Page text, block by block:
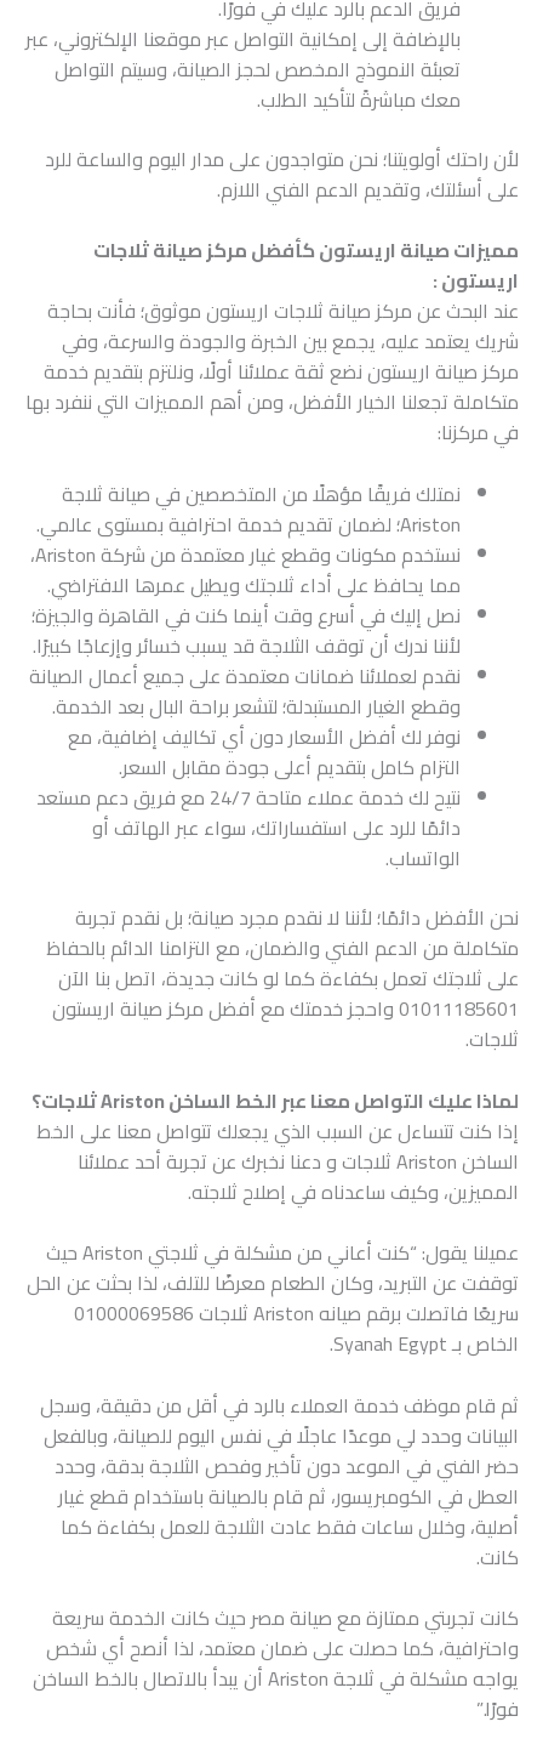
فريق الدعم بالرد عليك في فورًا.
بالإضافة إلى إمكانية التواصل عبر موقعنا الإلكتروني، عبر
تعبئة النموذج المخصص لحجز الصيانة، وسيتم التواصل
معك مباشرةً لتأكيد الطلب.
لأن راحتك أولويتنا؛ نحن متواجدون على مدار اليوم والساعة للرد
على أسئلتك، وتقديم الدعم الفني اللازم.
مميزات صيانة اريستون كأفضل مركز صيانة ثلاجات
اريستون :
عند البحث عن مركز صيانة ثلاجات اريستون موثوق؛ فأنت بحاجة
شريك يعتمد عليه، يجمع بين الخبرة والجودة والسرعة، وفي
مركز صيانة اريستون نضع ثقة عملائنا أولًا، ونلتزم بتقديم خدمة
متكاملة تجعلنا الخيار الأفضل، ومن أهم المميزات التي ننفرد بها
في مركزنا:
نمتلك فريقًا مؤهلًا من المتخصصين في صيانة ثلاجة
Ariston؛ لضمان تقديم خدمة احترافية بمستوى عالمي.
نستخدم مكونات وقطع غيار معتمدة من شركة Ariston،
مما يحافظ على أداء ثلاجتك ويطيل عمرها الافتراضي.
نصل إليك في أسرع وقت أينما كنت في القاهرة والجيزة؛
لأننا ندرك أن توقف الثلاجة قد يسبب خسائر وإزعاجًا كبيرًا.
نقدم لعملائنا ضمانات معتمدة على جميع أعمال الصيانة
وقطع الغيار المستبدلة؛ لتشعر براحة البال بعد الخدمة.
نوفر لك أفضل الأسعار دون أي تكاليف إضافية، مع
التزام كامل بتقديم أعلى جودة مقابل السعر.
نتيح لك خدمة عملاء متاحة 24/7 مع فريق دعم مستعد
دائمًا للرد على استفساراتك، سواء عبر الهاتف أو
الواتساب.
نحن الأفضل دائمًا؛ لأننا لا نقدم مجرد صيانة؛ بل نقدم تجربة
متكاملة من الدعم الفني والضمان، مع التزامنا الدائم بالحفاظ
على ثلاجتك تعمل بكفاءة كما لو كانت جديدة، اتصل بنا الآن
01011185601 واحجز خدمتك مع أفضل مركز صيانة اريستون
ثلاجات.
لماذا عليك التواصل معنا عبر الخط الساخن Ariston ثلاجات؟
إذا كنت تتساءل عن السبب الذي يجعلك تتواصل معنا على الخط
الساخن Ariston ثلاجات و دعنا نخبرك عن تجربة أحد عملائنا
المميزين، وكيف ساعدناه في إصلاح ثلاجته.
عميلنا يقول: “كنت أعاني من مشكلة في ثلاجتي Ariston حيث
توقفت عن التبريد، وكان الطعام معرضًا للتلف، لذا بحثت عن الحل
سريعًا فاتصلت برقم صيانه Ariston ثلاجات 01000069586
الخاص بـ Syanah Egypt.
ثم قام موظف خدمة العملاء بالرد في أقل من دقيقة، وسجل
البيانات وحدد لي موعدًا عاجلًا في نفس اليوم للصيانة، وبالفعل
حضر الفني في الموعد دون تأخير وفحص الثلاجة بدقة، وحدد
العطل في الكومبريسور، ثم قام بالصيانة باستخدام قطع غيار
أصلية، وخلال ساعات فقط عادت الثلاجة للعمل بكفاءة كما
كانت.
كانت تجربتي ممتازة مع صيانة مصر حيث كانت الخدمة سريعة
واحترافية، كما حصلت على ضمان معتمد، لذا أنصح أي شخص
يواجه مشكلة في ثلاجة Ariston أن يبدأ بالاتصال بالخط الساخن
فورًا.”